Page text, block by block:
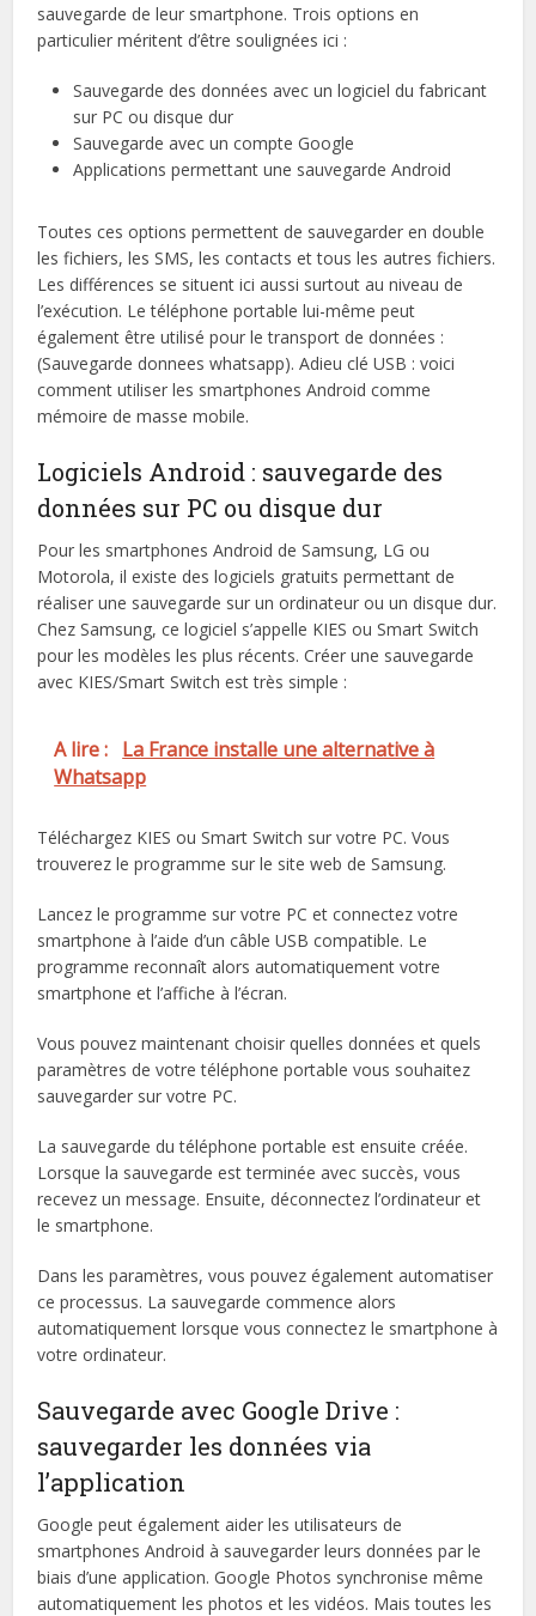
sauvegarde de leur smartphone. Trois options en
particulier méritent d’être soulignées ici :
Sauvegarde des données avec un logiciel du fabricant
sur PC ou disque dur
Sauvegarde avec un compte Google
Applications permettant une sauvegarde Android
Toutes ces options permettent de sauvegarder en double
les fichiers, les SMS, les contacts et tous les autres fichiers.
Les différences se situent ici aussi surtout au niveau de
l’exécution. Le téléphone portable lui-même peut
également être utilisé pour le transport de données :
(Sauvegarde donnees whatsapp). Adieu clé USB : voici
comment utiliser les smartphones Android comme
mémoire de masse mobile.
Logiciels Android : sauvegarde des
données sur PC ou disque dur
Pour les smartphones Android de Samsung, LG ou
Motorola, il existe des logiciels gratuits permettant de
réaliser une sauvegarde sur un ordinateur ou un disque dur.
Chez Samsung, ce logiciel s’appelle KIES ou Smart Switch
pour les modèles les plus récents. Créer une sauvegarde
avec KIES/Smart Switch est très simple :
A lire : La France installe une alternative à
Whatsapp
Téléchargez KIES ou Smart Switch sur votre PC. Vous
trouverez le programme sur le site web de Samsung.
Lancez le programme sur votre PC et connectez votre
smartphone à l’aide d’un câble USB compatible. Le
programme reconnaît alors automatiquement votre
smartphone et l’affiche à l’écran.
Vous pouvez maintenant choisir quelles données et quels
paramètres de votre téléphone portable vous souhaitez
sauvegarder sur votre PC.
La sauvegarde du téléphone portable est ensuite créée.
Lorsque la sauvegarde est terminée avec succès, vous
recevez un message. Ensuite, déconnectez l’ordinateur et
le smartphone.
Dans les paramètres, vous pouvez également automatiser
ce processus. La sauvegarde commence alors
automatiquement lorsque vous connectez le smartphone à
votre ordinateur.
Sauvegarde avec Google Drive :
sauvegarder les données via
l’application
Google peut également aider les utilisateurs de
smartphones Android à sauvegarder leurs données par le
biais d’une application. Google Photos synchronise même
automatiquement les photos et les vidéos. Mais toutes les